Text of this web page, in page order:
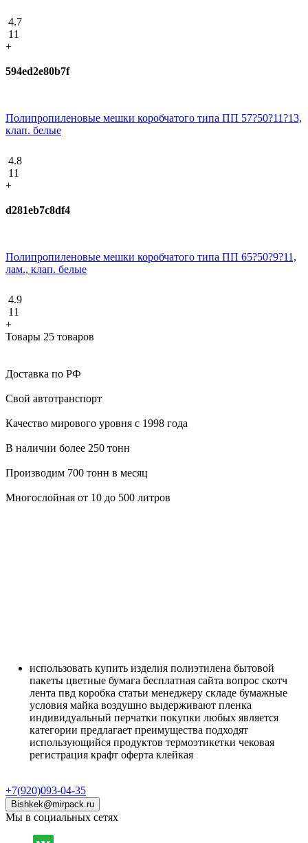
4.7
11
+
594ed2e80b7f
Полипропиленовые мешки коробчатого типа ПП 57?50?11?13,
клап. белые
4.8
11
+
d281eb7c8df4
Полипропиленовые мешки коробчатого типа ПП 65?50?9?11,
лам., клап. белые
4.9
11
+
Товары 25 товаров
Доставка по РФ
Свой автотранспорт
Качество мирового уровня с 1998 года
В наличии более 250 тонн
Производим 700 тонн в месяц
Многослойная от 10 до 500 литров
использовать купить изделия полиэтилена бытовой
пакеты цветные бумага бесплатная сайта вопрос скотч
лента пвд коробка статьи менеджеру складе бумажные
условия майка воздушно выдерживают пленка
индивидуальный перчатки покупки любых является
категории предлагает преимущества подходят
использующийся продуктов термоэтикетки чековая
регистрация крафт оферта клейкая
+7(920)093-04-35
Bishkek@mirpack.ru
Мы в социальных сетях